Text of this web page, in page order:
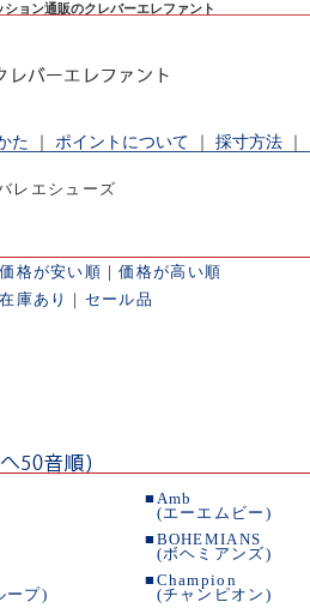
ョン通販のクレバーエレファント
た ポイントについて 採寸方法
レエシューズ
価格が安い順 ｜価格が高い順
在庫あり ｜ セール品
■ Amb
(エーエムビー)
■ BOHEMIANS
(ボヘミアンズ)
ープ)
■ Champion
(チャンピオン)